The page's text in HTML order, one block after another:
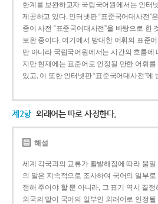
한계를 보완하고자 국립국어원에서는 인터
제공하고 있다. 인터넷판 “표준국어대사전”
종이 사전 “표준국어대사전”을 바탕으로 한
보완 중이다. 여기에서 방대한 어휘의 표준
만 아니라 국립국어원에서는 시간의 흐름에
지만 현재에는 표준어로 인정될 만한 어휘
있고, 이 또한 인터넷판 “표준국어대사전”에
제2항 외래어는 따로 사정한다.
해설
세계 각국과의 교류가 활발해짐에 따라 물
의 말은 지속적으로 조사하여 국어의 일부
정해 주어야 할 뿐 아니라, 그 표기 역시 결
외국의 말이 국어의 일부인 외래어로 인정